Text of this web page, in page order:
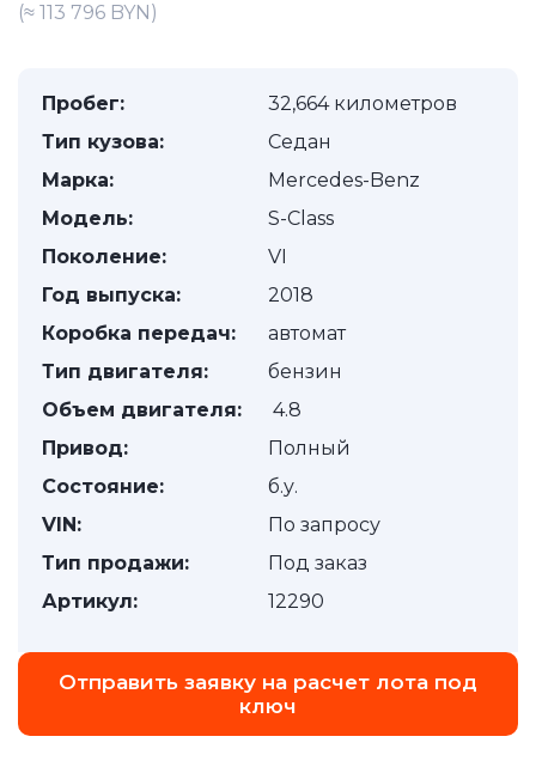
(≈ 113 796 BYN)
Пробег:
32,664 километров
Тип кузова:
Седан
Марка:
Mercedes-Benz
Модель:
S-Class
Поколение:
VI
Год выпуска:
2018
Коробка передач:
автомат
Тип двигателя:
бензин
Объем двигателя:
4.8
Привод:
Полный
Состояние:
б.у.
VIN:
По запросу
Тип продажи:
Под заказ
Артикул:
12290
Отправить заявку на расчет лота под
ключ